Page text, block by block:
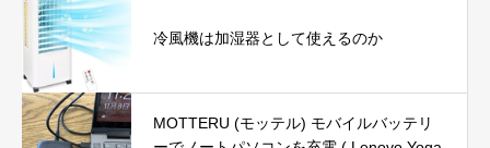
冷風機は加湿器として使えるのか
MOTTERU (モッテル) モバイルバッテリ